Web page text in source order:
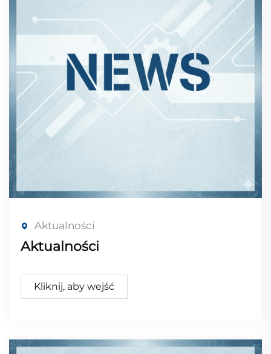
Aktualności
Aktualności
Kliknij, aby wejść